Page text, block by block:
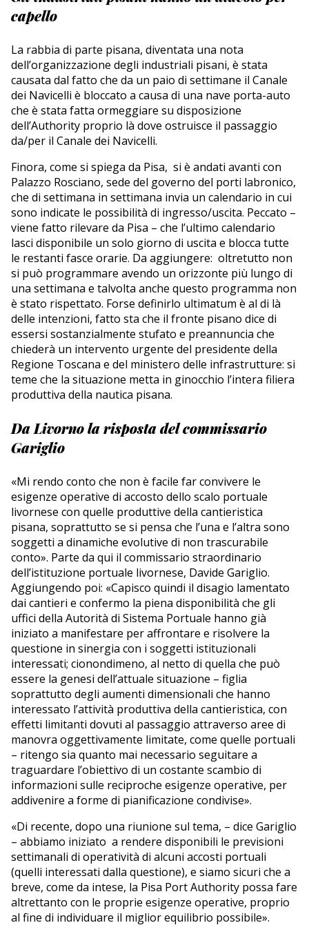
capello
La rabbia di parte pisana, diventata una nota
dell’organizzazione degli industriali pisani, è stata
causata dal fatto che da un paio di settimane il Canale
dei Navicelli è bloccato a causa di una nave porta-auto
che è stata fatta ormeggiare su disposizione
dell’Authority proprio là dove ostruisce il passaggio
da/per il Canale dei Navicelli.
Finora, come si spiega da Pisa, si è andati avanti con
Palazzo Rosciano, sede del governo del porti labronico,
che di settimana in settimana invia un calendario in cui
sono indicate le possibilità di ingresso/uscita. Peccato –
viene fatto rilevare da Pisa – che l’ultimo calendario
lasci disponibile un solo giorno di uscita e blocca tutte
le restanti fasce orarie. Da aggiungere: oltretutto non
si può programmare avendo un orizzonte più lungo di
una settimana e talvolta anche questo programma non
è stato rispettato. Forse definirlo ultimatum è al di là
delle intenzioni, fatto sta che il fronte pisano dice di
essersi sostanzialmente stufato e preannuncia che
chiederà un intervento urgente del presidente della
Regione Toscana e del ministero delle infrastrutture: si
teme che la situazione metta in ginocchio l’intera filiera
produttiva della nautica pisana.
Da Livorno la risposta del commissario
Gariglio
«Mi rendo conto che non è facile far convivere le
esigenze operative di accosto dello scalo portuale
livornese con quelle produttive della cantieristica
pisana, soprattutto se si pensa che l’una e l’altra sono
soggetti a dinamiche evolutive di non trascurabile
conto». Parte da qui il commissario straordinario
dell’istituzione portuale livornese, Davide Gariglio.
Aggiungendo poi: «Capisco quindi il disagio lamentato
dai cantieri e confermo la piena disponibilità che gli
uffici della Autorità di Sistema Portuale hanno già
iniziato a manifestare per affrontare e risolvere la
questione in sinergia con i soggetti istituzionali
interessati; cionondimeno, al netto di quella che può
essere la genesi dell’attuale situazione – figlia
soprattutto degli aumenti dimensionali che hanno
interessato l’attività produttiva della cantieristica, con
effetti limitanti dovuti al passaggio attraverso aree di
manovra oggettivamente limitate, come quelle portuali
– ritengo sia quanto mai necessario seguitare a
traguardare l’obiettivo di un costante scambio di
informazioni sulle reciproche esigenze operative, per
addivenire a forme di pianificazione condivise».
«Di recente, dopo una riunione sul tema, – dice Gariglio
– abbiamo iniziato a rendere disponibili le previsioni
settimanali di operatività di alcuni accosti portuali
(quelli interessati dalla questione), e siamo sicuri che a
breve, come da intese, la Pisa Port Authority possa fare
altrettanto con le proprie esigenze operative, proprio
al fine di individuare il miglior equilibrio possibile».